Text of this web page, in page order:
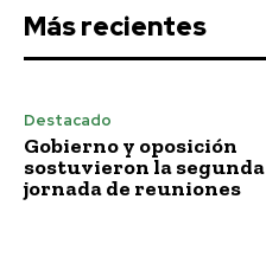
Más recientes
Destacado
Gobierno y oposición
sostuvieron la segunda
jornada de reuniones